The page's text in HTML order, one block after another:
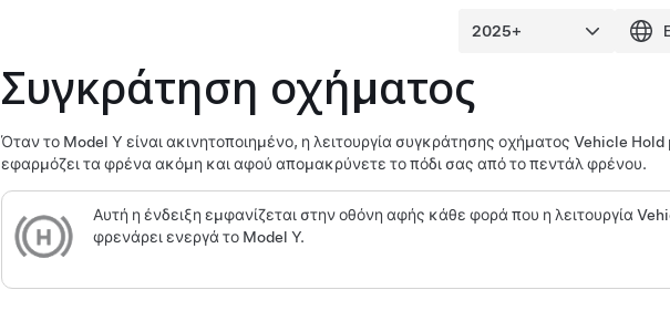
Συγκράτηση οχήματος
Όταν το Model Y είναι ακινητοποιημένο, η λειτουργία συγκράτησης οχήματος Vehicle Hold
εφαρμόζει τα φρένα ακόμη και αφού απομακρύνετε το πόδι σας από το πεντάλ φρένου.
Αυτή η ένδειξη εμφανίζεται στην οθόνη αφής κάθε φορά που η λειτουργία
φρενάρει ενεργά το Model Y.